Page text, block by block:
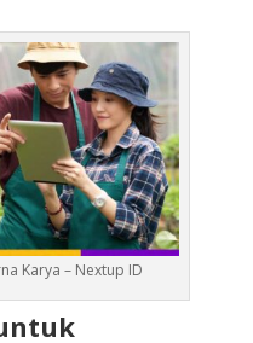
Karya – Nextup ID